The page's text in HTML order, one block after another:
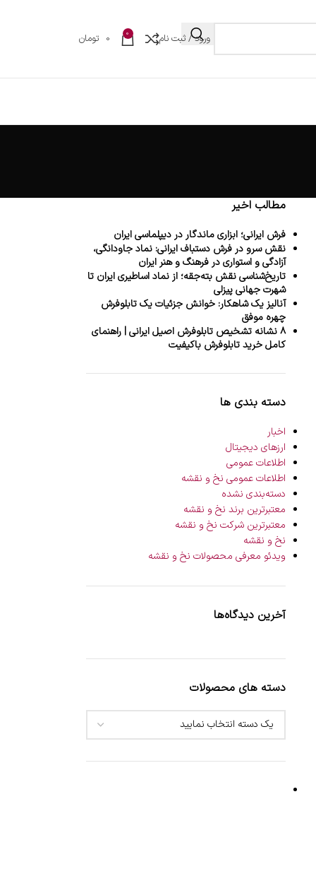
ورود / ثبت نام 0
0 تومان
مطالب اخیر
فرش ایرانی؛ ابزاری ماندگار در دیپلماسی ایران
نقش سرو در فرش دستباف ایرانی: نماد جاودانگی،
آزادگی و استواری در فرهنگ و هنر ایران
تاریخ‌شناسی نقش بته‌جقه؛ از نماد اساطیری ایران تا
شهرت جهانی پیزلی
آنالیز یک شاهکار: خوانش جزئیات یک تابلوفرش
چهره موفق
۸ نشانه تشخیص تابلوفرش اصیل ایرانی | راهنمای
کامل خرید تابلوفرش باکیفیت
دسته بندی ها
اخبار
ارزهای دیجیتال
اطلاعات عمومی
اطلاعات عمومی نخ و نقشه
دسته‌بندی نشده
معتبرترین برند نخ و نقشه
معتبرترین شرکت نخ و نقشه
نخ و نقشه
ویدئو معرفی محصولات نخ و نقشه
آخرین دیدگاه‌ها
دسته های محصولات